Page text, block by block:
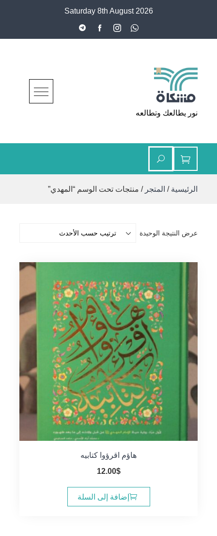
Saturday 8th August 2026
مشكاة
نور يطالعك وتطالعه
الرئيسية / المتجر / منتجات تحت الوسم “المهدي”
عرض النتيجة الوحيدة
هاؤم اقرؤوا كتابيه
12.00$
إضافة إلى السلة